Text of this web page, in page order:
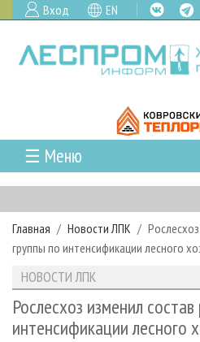
Вход EN
☰ Меню
ГЛАВНАЯ
РУБРИКИ И ТЕМЫ
РУБРИКИ ЖУРНАЛА
ЛЕСОЗАГОТОВКА
ЛЕСОПИЛЕНИЕ
НОВОСТИ
НОВОСТИ ЛПК
НОВОСТИ ЖУРНАЛА
ПРОЕКТЫ ЛПИ
АНАЛИТИКА
ПРЕДПРИЯТИЯ ЛПК
АРХИВ ЖУРНАЛОВ
О ЖУРНАЛЕ
Главная Новости ЛПК
группы по интенсификации лесного
НОВОСТИ ЛПК
Рослесхоз изменил
интенсификации лесного